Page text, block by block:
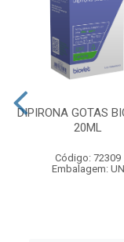
DIPIRONA GOTAS
20ML
Código: 72309
Embalagem: UN